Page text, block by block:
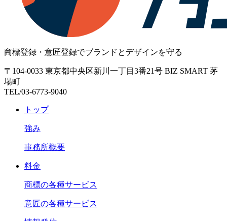
商標登録・意匠登録でブランドとデザインを守る
〒104-0033 東京都中央区新川一丁目3番21号 BIZ SMART 茅
場町
TEL/03-6773-9040
トップ
強み
事務所概要
料金
商標の各種サービス
意匠の各種サービス